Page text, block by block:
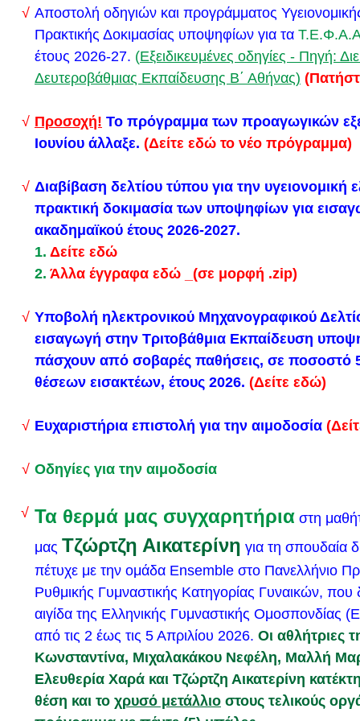
για το σχολικό έτος 2024-2025. Δείτε τα
1.προετοιμασία
2.επιστολή στους γονείς
3.υπεύθυνη δήλωση Α
Σας ενημερώνουμε ότι η Β΄ τάξη από Δευτέρα 1/4/
Με την Aρ.Πρ.:2232.1/21492/2024/26-03-2024
Υπουργού Ναυτιλίας και Νησιωτικής Πολιτικής
εισαγωγή συνολικά 1.820 σπουδαστών/
Πλοιάρχων και 923 Μηχανικών) στις Ακαδημίες
για το ακαδημαϊκό έτος 2024-2025 .Η προκήρυξη
Διαδικασίες διενέργειας των εξετάσεων για την
σε Τμήματα Μουσικών Σπουδών των Α.Ε.Ι.
Αποστολή οδηγιών και προγράμματος
Πρακτικής Δοκιμασίας υποψηφίων για τα
έτους 2026-27. (Εξειδικευμένες οδηγίες - Πηγή:
Δευτεροβάθμιας Εκπαίδευσης Β΄ Αθήνας)
Προσοχή! Το πρόγραμμα των προαγωγικών
Ιουνίου άλλαξε. (Δείτε εδώ το νέο πρόγραμμα)
Διαβίβαση δελτίου τύπου για την υγειονομική
πρακτική δοκιμασία των υποψηφίων για
ακαδημαϊκού έτους 2026-2027.
1. Δείτε εδώ
2. Άλλα έγγραφα εδώ _(σε μορφή .zip)
Υποβολή ηλεκτρονικού Μηχανογραφικού
εισαγωγή στην Τριτοβάθμια Εκπαίδευση
πάσχουν από σοβαρές παθήσεις, σε ποσοστό
θέσεων εισακτέων, έτους 2026. (Δείτε εδώ)
Ευχαριστήρια επιστολή για την αιμοδοσία
Οδηγίες για την αιμοδοσία
Τα θερμά μας συγχαρητήρια στη
μας Τζώρτζη Αικατερίνη για τη σπουδαία
πέτυχε με την ομάδα Ensemble στο Πανελλήνιο
Ρυθμικής Γυμναστικής Κατηγορίας Γυναικών, που
αιγίδα της Ελληνικής Γυμναστικής Ομοσπονδίας
από τις 2 έως τις 5 Απριλίου 2026. Οι αθλήτριες
Κωνσταντίνα, Μιχαλακάκου Νεφέλη, Μαλλή
Ελευθερία Χαρά και Τζώρτζη Αικατερίνη
θέση και το χρυσό μετάλλιο στους τελικούς